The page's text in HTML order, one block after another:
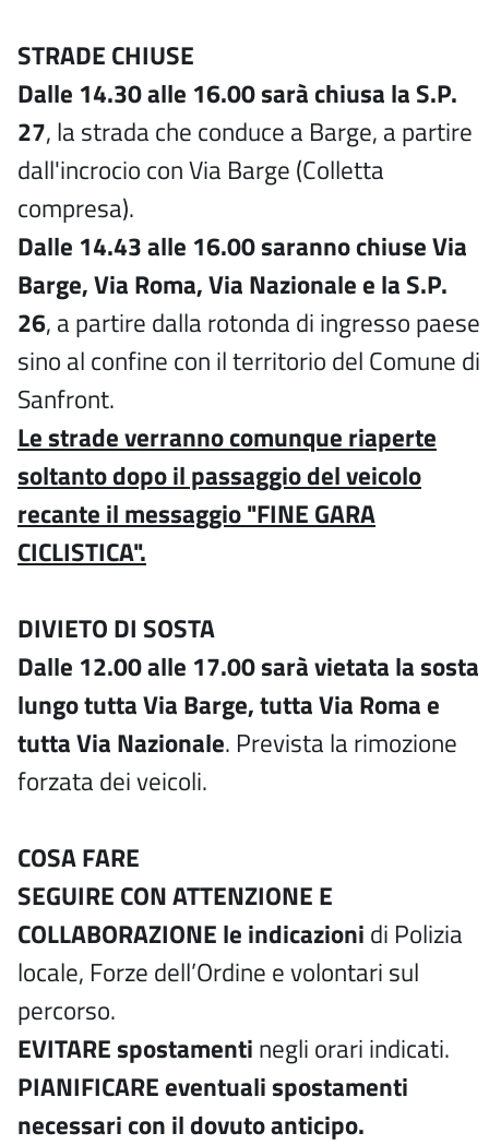
STRADE CHIUSE
Dalle 14.30 alle 16.00 sarà chiusa la S.P.
27, la strada che conduce a Barge, a partire
dall'incrocio con Via Barge (Colletta
compresa).
Dalle 14.43 alle 16.00 saranno chiuse Via
Barge, Via Roma, Via Nazionale e la S.P.
26, a partire dalla rotonda di ingresso paese
sino al confine con il territorio del Comune di
Sanfront.
Le strade verranno comunque riaperte
soltanto dopo il passaggio del veicolo
recante il messaggio "FINE GARA
CICLISTICA".
DIVIETO DI SOSTA
Dalle 12.00 alle 17.00 sarà vietata la sosta
lungo tutta Via Barge, tutta Via Roma e
tutta Via Nazionale. Prevista la rimozione
forzata dei veicoli.
COSA FARE
SEGUIRE CON ATTENZIONE E
COLLABORAZIONE le indicazioni di Polizia
locale, Forze dell’Ordine e volontari sul
percorso.
EVITARE spostamenti negli orari indicati.
PIANIFICARE eventuali spostamenti
necessari con il dovuto anticipo.